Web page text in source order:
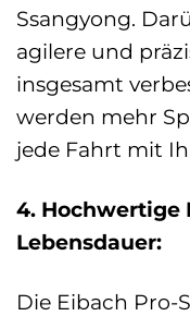
Ssangyong.
agilere und
insgesamt
werden mehr
jede Fahrt mit
4. Hochwertige
Lebensdauer:
Die Eibach Pro-